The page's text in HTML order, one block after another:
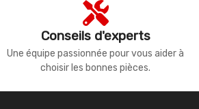
Conseils d'experts
Une équipe passionnée pour vous aider à
choisir les bonnes pièces.